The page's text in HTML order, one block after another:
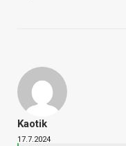
Kaotik
17.7.2024